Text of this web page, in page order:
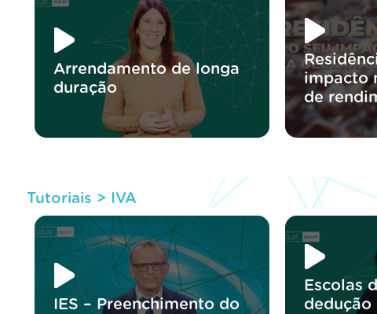
Arrendamento de longa
duração
impacto
de
Tutoriais > IVA
IES – Preenchimento do
Escolas
dedução